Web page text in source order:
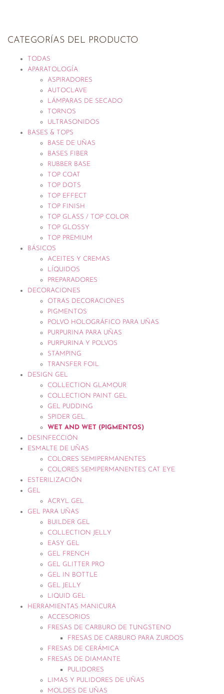
CATEGORÍAS DEL PRODUCTO
TODAS
APARATOLOGÍA
ASPIRADORES
AUTOCLAVE
LÁMPARAS DE SECADO
TORNOS
ULTRASONIDOS
BASES & TOPS
BASE DE UÑAS
BASES FIBER
RUBBER BASE
TOP COAT
TOP DOTS
TOP EFFECT
TOP FINISH
TOP GLASS / TOP COLOR
TOP GLOSSY
TOP PREMIUM
BÁSICOS
ACEITES Y CREMAS
LÍQUIDOS
PREPARADORES
DECORACIONES
OTRAS DECORACIONES
PIGMENTOS
POLVO HOLOGRÁFICO PARA UÑAS
PURPURINA PARA UÑAS
PURPURINA Y POLVOS
STAMPING
TRANSFER FOIL
DESIGN GEL
COLLECTION GLAMOUR
COLLECTION PAINT GEL
GEL PUDDING
SPIDER GEL
WET AND WET (PIGMENTOS)
DESINFECCIÓN
ESMALTE DE UÑAS
COLORES SEMIPERMANENTES
COLORES SEMIPERMANENTES CAT EYE
ESTERILIZACIÓN
GEL
ACRYL GEL
GEL PARA UÑAS
BUILDER GEL
COLLECTION JELLY
EASY GEL
GEL FRENCH
GEL GLITTER PRO
GEL IN BOTTLE
GEL JELLY
LIQUID GEL
HERRAMIENTAS MANICURA
ACCESORIOS
FRESAS DE CARBURO DE TUNGSTENO
FRESAS DE CARBURO PARA ZURDOS
FRESAS DE CERÁMICA
FRESAS DE DIAMANTE
PULIDORES
LIMAS Y PULIDORES DE UÑAS
MOLDES DE UÑAS